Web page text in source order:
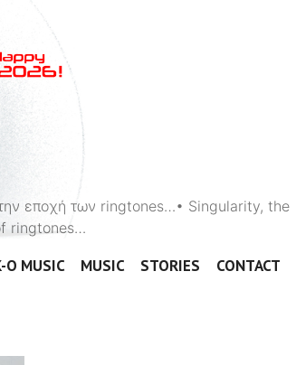
εποχή των ringtones…• Singularity, the
ringtones…
O MUSIC MUSIC STORIES CONTACT